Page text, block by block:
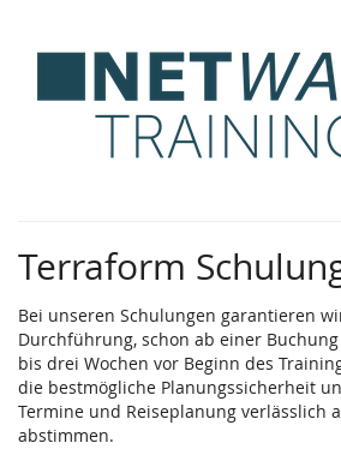
Terraform
Bei unseren Schulungen garantieren
Durchführung, schon ab einer
bis drei Wochen vor Beginn des
die bestmögliche Planungssicherheit
Termine und Reiseplanung verlässlich
abstimmen.